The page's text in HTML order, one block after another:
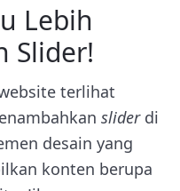
Lebih
Slider!
terlihat
slider di
desain yang
konten berupa